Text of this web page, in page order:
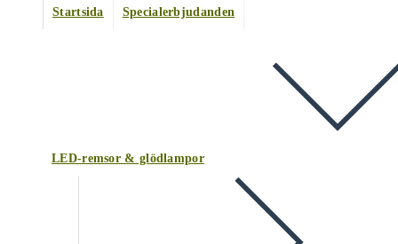
Startsida
Specialerbjudanden
LED-remsor & glödlampor